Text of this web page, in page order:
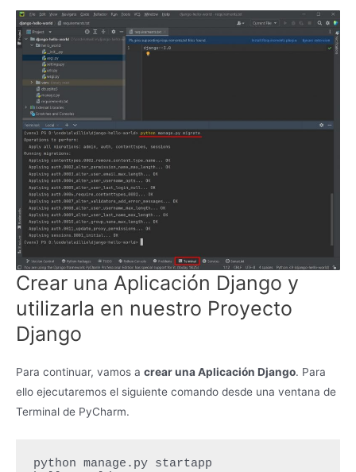
Crear una Aplicación Django y
utilizarla en nuestro Proyecto
Django
Para continuar, vamos a crear una Aplicación Django. Para
ello ejecutaremos el siguiente comando desde una ventana de
Terminal de PyCharm.
python manage.py startapp